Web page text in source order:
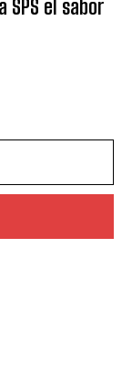
SPS el sabor